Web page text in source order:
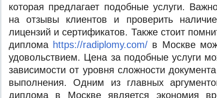
которая предлагает подобные услуги.
на отзывы клиентов и проверить
лицензий и сертификатов. Также стоит
диплома https://radiplomy.com/ в Москве
удовольствием. Цена за подобные услуги
зависимости от уровня сложности
выполнения. Одним из главных
диплома в Москве является экономия